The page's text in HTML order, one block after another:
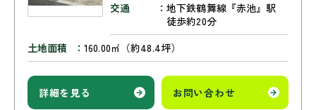
交通
地下鉄鶴舞線『赤池』駅
徒歩約20分
土地面積
160.00㎡（約48.4坪）
詳細を見る お問い合わせ